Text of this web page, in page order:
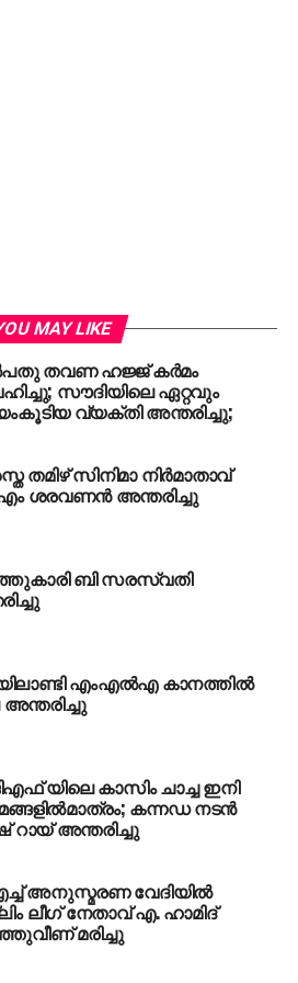
MAY LIKE
തവണ ഹജ്ജ്‌ കര്‍മം
സൗദിയിലെ ഏറ്റവും
വ്യക്തി അന്തരിച്ചു;
തമിഴ് സിനിമാ നിര്‍മാതാവ്
ശരവണന്‍ അന്തരിച്ചു
ബി സരസ്വതി
എംഎല്‍എ കാനത്തില്‍
അന്തരിച്ചു
യിലെ കാസിം ചാച്ച ഇനി
കന്നഡ നടന്‍
റായ് അന്തരിച്ചു
അനുസ്മരണ വേദിയില്‍
ലീഗ് നേതാവ് എ. ഹാമിദ്
മരിച്ചു